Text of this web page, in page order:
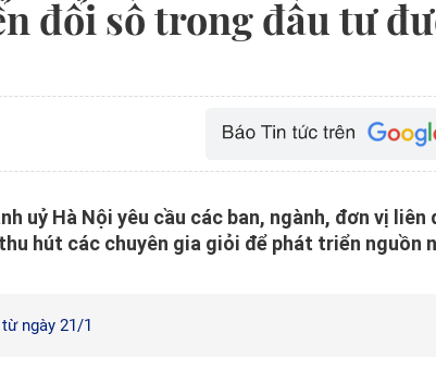
đổi số trong đầu tư
uỷ Hà Nội yêu cầu các ban, ngành, đơn vị liên
hút các chuyên gia giỏi để phát triển nguồn
ngày 21/1